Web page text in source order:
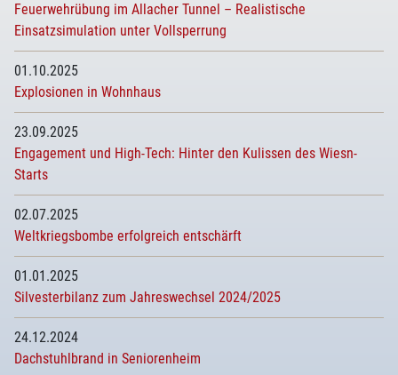
Feuerwehrübung im Allacher Tunnel – Realistische
Einsatzsimulation unter Vollsperrung
01.10.2025
Explosionen in Wohnhaus
23.09.2025
Engagement und High-Tech: Hinter den Kulissen des Wiesn-
Starts
02.07.2025
Weltkriegsbombe erfolgreich entschärft
01.01.2025
Silvesterbilanz zum Jahreswechsel 2024/2025
24.12.2024
Dachstuhlbrand in Seniorenheim